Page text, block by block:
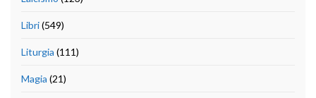
Libri(549)
Liturgia (111)
Magia (21)